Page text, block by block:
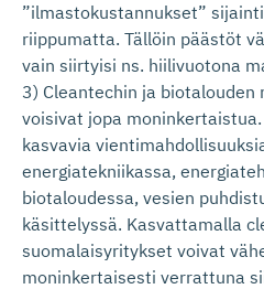
”ilmastokustannukset”
riippumatta. Tällöin päästöt
vain siirtyisi ns. hiilivuotona
3) Cleantechin ja biotalouden
voisivat jopa
kasvavia
energiatekniikassa,
biotaloudessa, vesien
käsittelyssä. Kasvattamalla
suomalaisyritykset voivat
moninkertaisesti verrattuna